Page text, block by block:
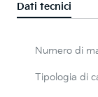
Dati tecnici
Numero di
Tipologia di